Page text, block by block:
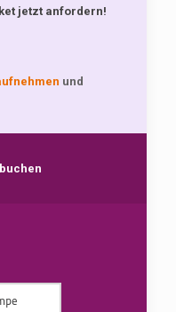
jetzt anfordern!
und